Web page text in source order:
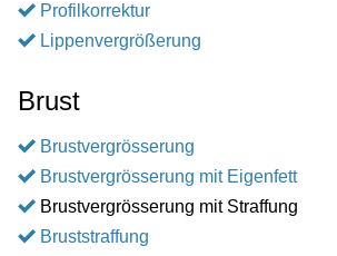
Profilkorrektur
Lippenvergrößerung
Brust
Brustvergrösserung
Brustvergrösserung mit Eigenfett
Brustvergrösserung mit Straffung
Bruststraffung